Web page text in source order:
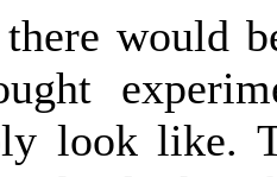
would
look like.